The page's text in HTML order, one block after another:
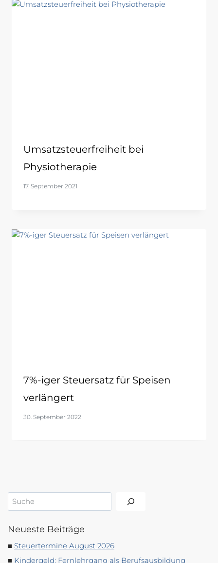
Umsatzsteuerfreiheit bei
Physiotherapie
17. September 2021
7%-iger Steuersatz für Speisen
verlängert
30. September 2022
Suchen
Neueste Beiträge
Steuertermine August 2026
Kindergeld: Fernlehrgang als Berufsausbildung